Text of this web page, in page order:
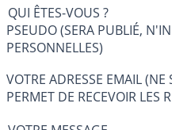
QUI ÊTES-VOUS ?
PSEUDO (SERA PUBLIÉ,
PERSONNELLES)
VOTRE ADRESSE EMAIL (NE
PERMET DE RECEVOIR LES